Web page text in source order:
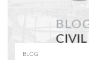
BLOG